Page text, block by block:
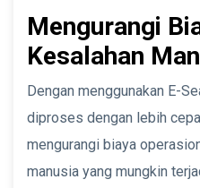
Mengurangi
Kesalahan
Dengan menggunakan E-
diproses dengan lebih
mengurangi biaya
manusia yang mungkin